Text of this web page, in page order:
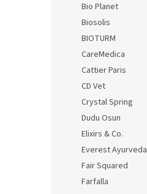
Bio Planet
Biosolis
BIOTURM
CareMedica
Cattier Paris
CD Vet
Crystal Spring
Dudu Osun
Elixirs & Co.
Everest Ayurveda
Fair Squared
Farfalla